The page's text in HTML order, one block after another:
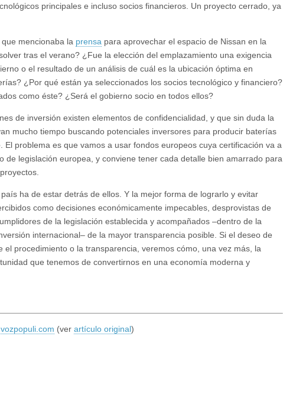
principales e incluso socios financieros. Un proyecto cerrado, ya
mencionaba la prensa para aprovechar el espacio de Nissan en la
tras el verano? ¿Fue la elección del emplazamiento una exigencia
o el resultado de un análisis de cuál es la ubicación óptima en
¿Por qué están ya seleccionados los socios tecnológico y financiero?
como éste? ¿Será el gobierno socio en todos ellos?
de inversión existen elementos de confidencialidad, y que sin duda la
mucho tiempo buscando potenciales inversores para producir baterías
problema es que vamos a usar fondos europeos cuya certificación va a
de legislación europea, y conviene tener cada detalle bien amarrado para
ha de estar detrás de ellos. Y la mejor forma de lograrlo y evitar
como decisiones económicamente impecables, desprovistas de
de la legislación establecida y acompañados –dentro de la
internacional– de la mayor transparencia posible. Si el deseo de
procedimiento o la transparencia, veremos cómo, una vez más, la
que tenemos de convertirnos en una economía moderna y
vozpopuli.com (ver artículo original)